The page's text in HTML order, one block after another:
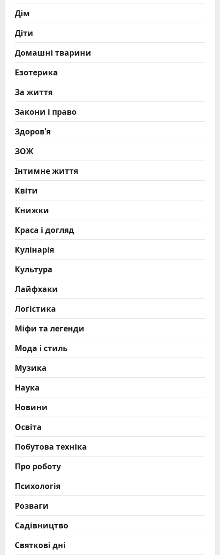
Дім
Діти
Домашні тварини
Езотерика
За життя
Закони і право
Здоров'я
ЗОЖ
Інтимне життя
Квіти
Книжки
Краса і догляд
Кулінарія
Культура
Лайфхаки
Логістика
Міфи та легенди
Мода і стиль
Музика
Наука
Новини
Освіта
Побутова техніка
Про роботу
Психологія
Розваги
Садівництво
Святкові дні